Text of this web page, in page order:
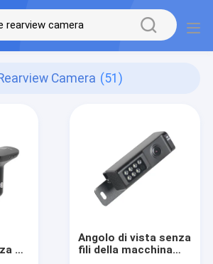
Camera (51)
fili
Angolo di vista senza
fili della macchina